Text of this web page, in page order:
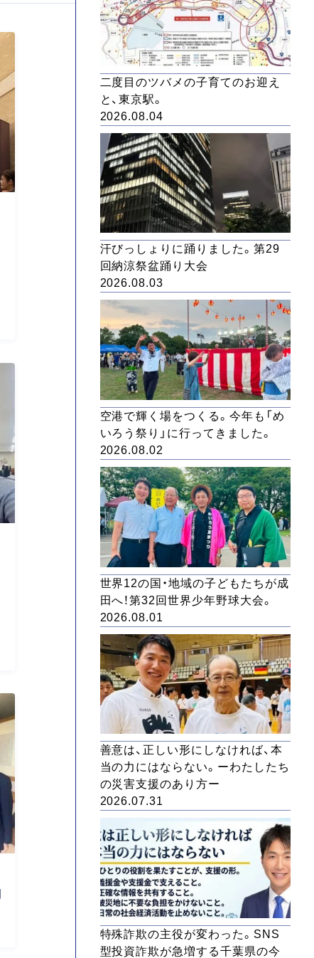
二度目のツバメの子育てのお迎え
と、東京駅。
2026.08.04
汗びっしょりに踊りました。第29
回納涼祭盆踊り大会
2026.08.03
空港で輝く場をつくる。今年も「め
いろう祭り」に行ってきました。
2026.08.02
世界12の国・地域の子どもたちが成
田へ！第32回世界少年野球大会。
2026.08.01
善意は、正しい形にしなければ、本
当の力にはならない。ーわたしたち
の災害支援のあり方ー
2026.07.31
特殊詐欺の主役が変わった。SNS
型投資詐欺が急増する千葉県の今